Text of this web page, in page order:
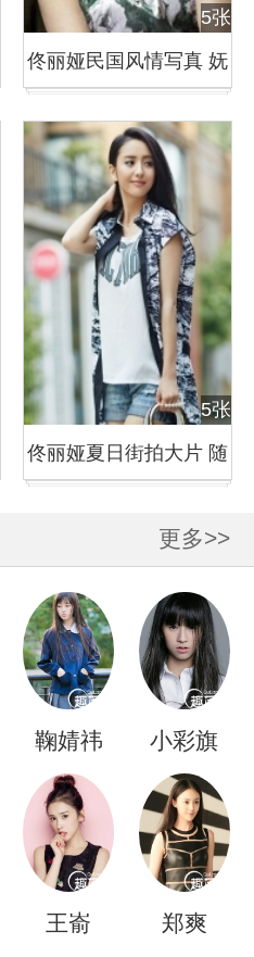
5张
佟丽娅民国风情写真 妩
5张
佟丽娅夏日街拍大片 随
更多>>
鞠婧祎 小彩旗
王嵛 郑爽